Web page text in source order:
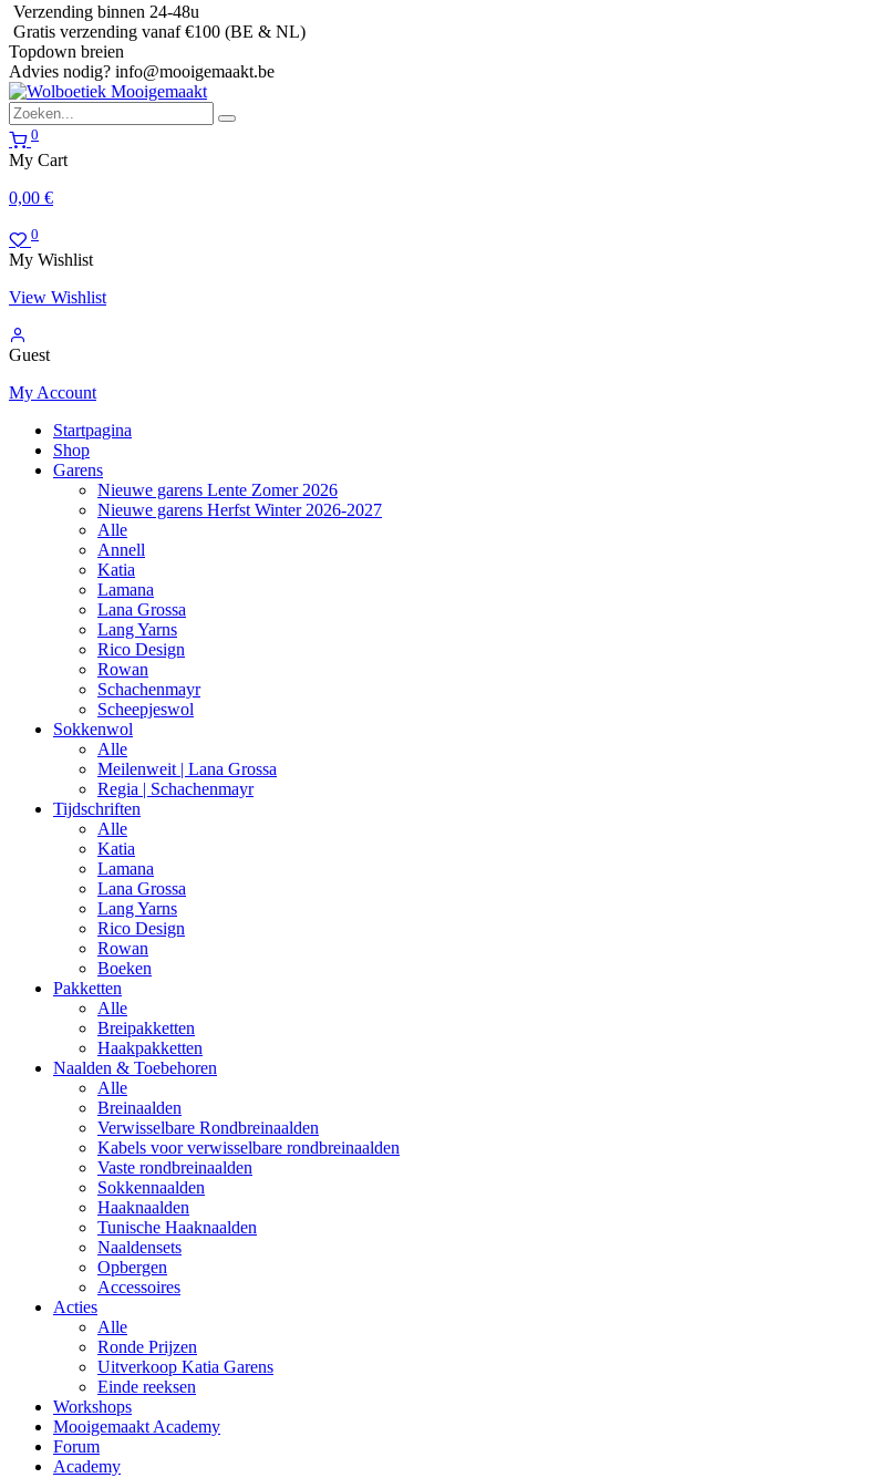
Verzending binnen 24-48u
Gratis verzending vanaf €100 (BE & NL)
Topdown breien
Advies nodig? info@mooigemaakt.be
0
My Cart
0,00 €
0
My Wishlist
View Wishlist
Guest
My Account
Startpagina
Shop
Garens
Nieuwe garens Lente Zomer 2026
Nieuwe garens Herfst Winter 2026-2027
Alle
Annell
Katia
Lamana
Lana Grossa
Lang Yarns
Rico Design
Rowan
Schachenmayr
Scheepjeswol
Sokkenwol
Alle
Meilenweit | Lana Grossa
Regia | Schachenmayr
Tijdschriften
Alle
Katia
Lamana
Lana Grossa
Lang Yarns
Rico Design
Rowan
Boeken
Pakketten
Alle
Breipakketten
Haakpakketten
Naalden & Toebehoren
Alle
Breinaalden
Verwisselbare Rondbreinaalden
Kabels voor verwisselbare rondbreinaalden
Vaste rondbreinaalden
Sokkennaalden
Haaknaalden
Tunische Haaknaalden
Naaldensets
Opbergen
Accessoires
Acties
Alle
Ronde Prijzen
Uitverkoop Katia Garens
Einde reeksen
Workshops
Mooigemaakt Academy
Forum
Academy